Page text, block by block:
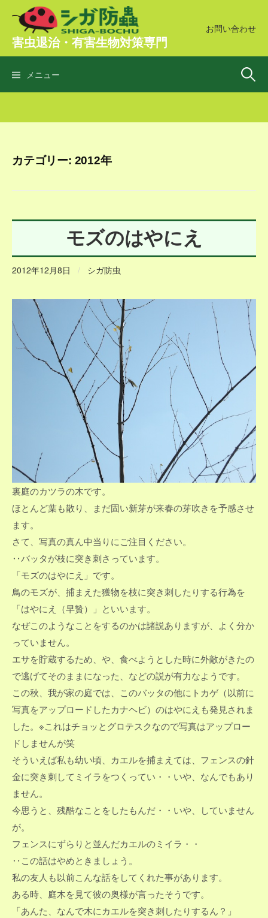
ン
へ
キ
害虫退治・有害生物対策専門
お問い合わせ
メニュー 検
カテゴリー: 2012年
モズのはやにえ
2012年12月8日 / シガ防虫
裏庭のカツラの木です。
ほとんど葉も散り、まだ固い新芽が来春の芽吹きを予感させ
ます。
さて、写真の真ん中当りにご注目ください。
‥バッタが枝に突き刺さっています。
「モズのはやにえ」です。
鳥のモズが、捕まえた獲物を枝に突き刺したりする行為を
「はやにえ（早贄）」といいます。
なぜこのようなことをするのかは諸説ありますが、よく分か
っていません。
エサを貯蔵するため、や、食べようとした時に外敵がきたの
で逃げてそのままになった、などの説が有力なようです。
この秋、我が家の庭では、このバッタの他にトカゲ（以前に
写真をアップロードしたカナヘビ）のはやにえも発見されま
した。※これはチョッとグロテスクなので写真はアップロー
ドしませんが笑
そういえば私も幼い頃、カエルを捕まえては、フェンスの針
金に突き刺してミイラをつくってい・・いや、なんでもあり
ません。
今思うと、残酷なことをしたもんだ・・いや、していません
が。
フェンスにずらりと並んだカエルのミイラ・・
‥この話はやめときましょう。
私の友人も以前こんな話をしてくれた事があります。
ある時、庭木を見て彼の奥様が言ったそうです。
「あんた、なんで木にカエルを突き刺したりするん？」